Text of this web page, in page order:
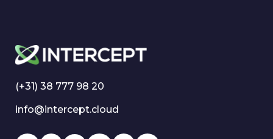
(+31) 38 777 98 20
info@intercept.cloud